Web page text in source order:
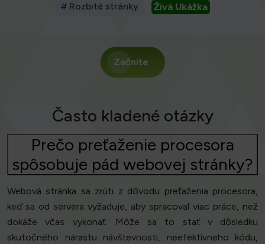
# Rozbité stránky Živá Ukážka
Začnite
Často kladené otázky
Prečo preťaženie procesora
spôsobuje pád webovej stránky?
Webová stránka sa zrúti z dôvodu preťaženia procesora,
keď sa od servera vyžaduje, aby spracoval viac práce, než
dokáže včas vykonať. Môže sa to stať v dôsledku
skutočného nárastu návštevnosti, neefektívneho kódu,